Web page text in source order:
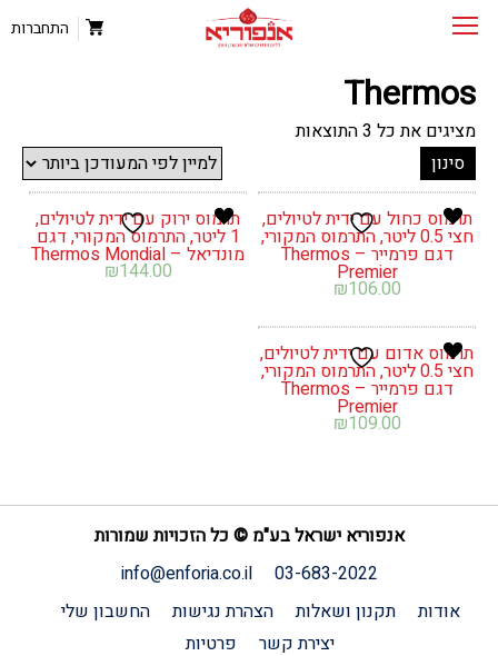
התחברות
Thermos
מציגים את כל ⁦3⁩ התוצאות ממוין
ביותר
סינון
תרמוס כחול עם ידית לטיולים,
חצי 0.5 ליטר, התרמוס המקורי,
דגם פרמייר – Thermos
Premier
₪106.00
תרמוס ירוק עם ידית לטיולים,
1 ליטר, התרמוס המקורי, דגם
מונדיאל – Thermos Mondial
₪144.00
תרמוס אדום עם ידית לטיולים,
חצי 0.5 ליטר, התרמוס המקורי,
דגם פרמייר – Thermos
Premier
₪109.00
אנפוריא ישראל בע"מ © כל הזכויות שמורות
03-683-2022
info@enforia.co.il
אודות
תקנון ושאלות הצהרת נגישות
החשבון שלי
יצירת קשר
פרטיות